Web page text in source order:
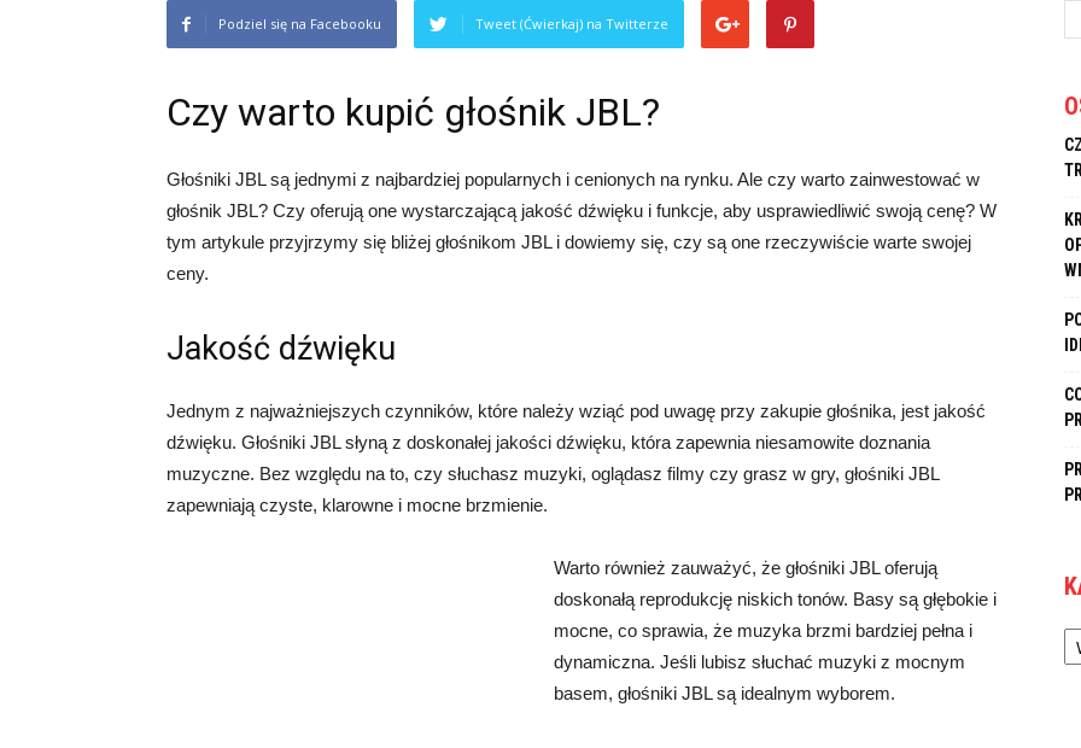
Podziel się na Facebooku Tweet (Ćwierkaj) na Twitterze
Czy warto kupić głośnik JBL?
Głośniki JBL są jednymi z najbardziej popularnych i cenionych na rynku. Ale czy warto zainwestować w
głośnik JBL? Czy oferują one wystarczającą jakość dźwięku i funkcje, aby usprawiedliwić swoją cenę? W
tym artykule przyjrzymy się bliżej głośnikom JBL i dowiemy się, czy są one rzeczywiście warte swojej
ceny.
Jakość dźwięku
Jednym z najważniejszych czynników, które należy wziąć pod uwagę przy zakupie głośnika, jest jakość
dźwięku. Głośniki JBL słyną z doskonałej jakości dźwięku, która zapewnia niesamowite doznania
muzyczne. Bez względu na to, czy słuchasz muzyki, oglądasz filmy czy grasz w gry, głośniki JBL
zapewniają czyste, klarowne i mocne brzmienie.
Warto również zauważyć, że głośniki JBL oferują
doskonałą reprodukcję niskich tonów. Basy są głębokie i
mocne, co sprawia, że muzyka brzmi bardziej pełna i
dynamiczna. Jeśli lubisz słuchać muzyki z mocnym
basem, głośniki JBL są idealnym wyborem.